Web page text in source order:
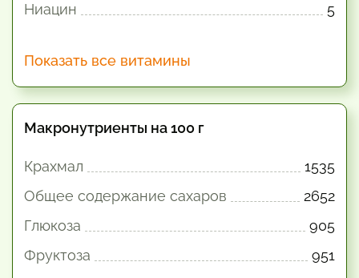
Ниацин
5
Показать все витамины
Макронутриенты на 100 г
Крахмал
1535
Общее содержание сахаров
2652
Глюкоза
905
Фруктоза
951